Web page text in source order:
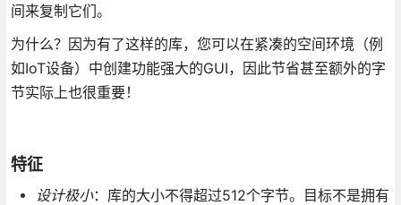
间来复制它们。
为什么？因为有了这样的库，您可以在紧凑的空间环境（例
如IoT设备）中创建功能强大的GUI，因此节省甚至额外的字
节实际上也很重要！
特征
设计极小：库的大小不得超过512个字节。目标不是拥有